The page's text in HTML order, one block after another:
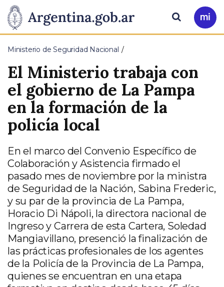
Presidencia
de
la
Nación
Pasar al contenido principal
Ir
a
Buscar
Ministerio de Seguridad Nacional
El Ministerio trabaja con
el gobierno de La Pampa
en la formación de la
policía local
En el marco del Convenio Específico de
Colaboración y Asistencia firmado el
pasado mes de noviembre por la ministra
de Seguridad de la Nación, Sabina Frederic,
y su par de la provincia de La Pampa,
Horacio Di Nápoli, la directora nacional de
Ingreso y Carrera de esta Cartera, Soledad
Mangiavillano, presenció la finalización de
las prácticas profesionales de los agentes
de la Policía de la Provincia de La Pampa,
quienes se encuentran en una etapa